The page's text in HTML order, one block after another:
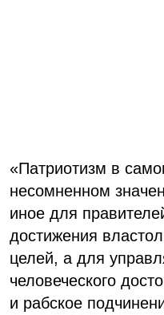
«Патриотизм в
несомненном
иное для
достижения
целей, а для
человеческого
и рабское